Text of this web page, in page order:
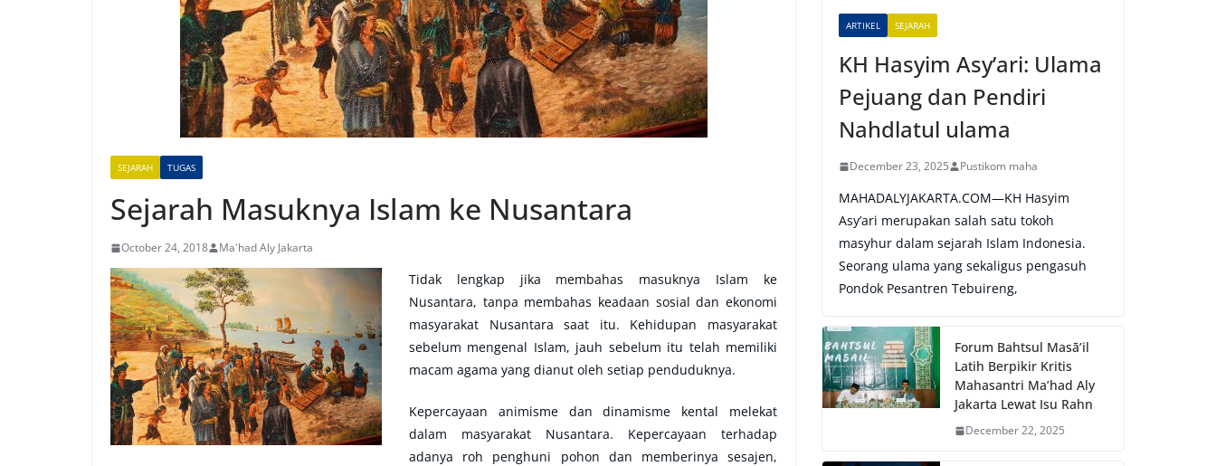
SEJARAH TUGAS
Sejarah Masuknya Islam ke Nusantara
October 24, 2018 Ma'had Aly Jakarta
Tidak lengkap jika membahas masuknya Islam ke
Nusantara, tanpa membahas keadaan sosial dan ekonomi
masyarakat Nusantara saat itu. Kehidupan masyarakat
sebelum mengenal Islam, jauh sebelum itu telah memiliki
macam agama yang dianut oleh setiap penduduknya.
Kepercayaan animisme dan dinamisme kental melekat
dalam masyarakat Nusantara. Kepercayaan terhadap
adanya roh penghuni pohon dan memberinya sesajen,
ARTIKEL SEJARAH
KH Hasyim Asy’ari: Ulama
Pejuang dan Pendiri
Nahdlatul ulama
December 23, 2025 Pustikom maha
MAHADALYJAKARTA.COM—KH Hasyim
Asy’ari merupakan salah satu tokoh
masyhur dalam sejarah Islam Indonesia.
Seorang ulama yang sekaligus pengasuh
Pondok Pesantren Tebuireng,
Forum Bahtsul Masā’il
Latih Berpikir Kritis
Mahasantri Ma’had Aly
Jakarta Lewat Isu Rahn
December 22, 2025